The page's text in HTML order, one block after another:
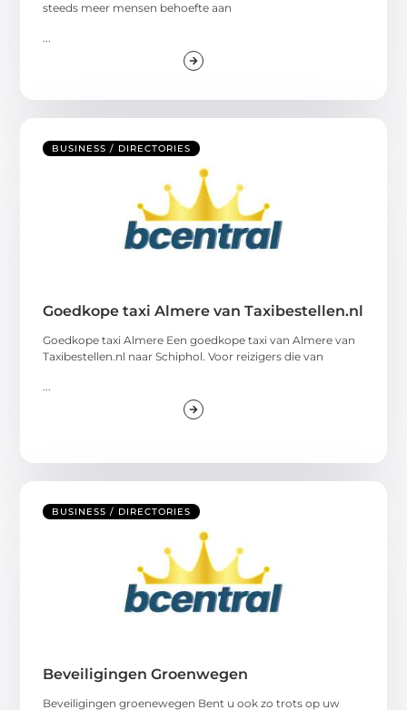
steeds meer mensen behoefte aan
BUSINESS / DIRECTORIES
Goedkope taxi Almere van Taxibestellen.nl
Goedkope taxi Almere Een goedkope taxi van Almere van
Taxibestellen.nl naar Schiphol. Voor reizigers die van
BUSINESS / DIRECTORIES
Beveiligingen Groenwegen
Beveiligingen groenewegen Bent u ook zo trots op uw